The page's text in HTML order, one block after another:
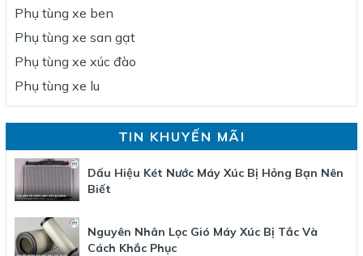
Phụ tùng xe ben
Phụ tùng xe san gạt
Phụ tùng xe xúc đào
Phụ tùng xe lu
TIN KHUYẾN MÃI
Dấu Hiệu Két Nước Máy Xúc Bị Hỏng Bạn Nên
Biết
Nguyên Nhân Lọc Gió Máy Xúc Bị Tắc Và
Cách Khắc Phục